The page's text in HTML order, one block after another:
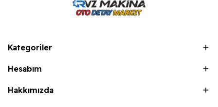
Kategoriler
Hesabım
Hakkımızda